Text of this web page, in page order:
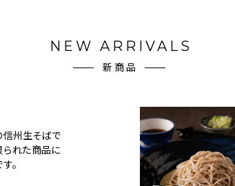
NEW ARRIVALS
新商品
州生そばで
れた商品に
。